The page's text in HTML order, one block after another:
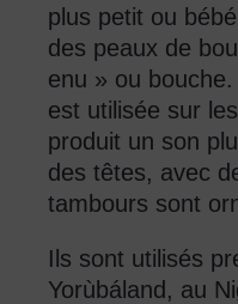
plus petit ou
des peaux de
enu » ou
est utilisée sur
produit un son
des têtes, avec
tambours sont
Ils sont utilisés
Yorùbáland, au